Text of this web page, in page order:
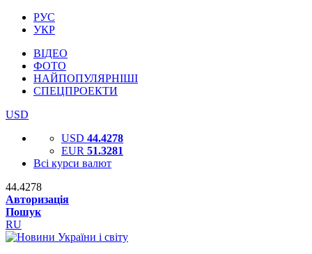
РУС
УКР
ВІДЕО
ФОТО
НАЙПОПУЛЯРНІШІ
СПЕЦПРОЕКТИ
USD
USD 44.4278
EUR 51.3281
Всі курси валют
44.4278
Авторизація
Пошук
RU